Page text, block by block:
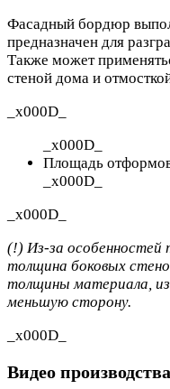
Фасадный бордюр
предназначен для
Также может
стеной дома и
_x000D_
_x000D_
Площадь
_x000D_
_x000D_
(!) Из-за особенностей
толщина боковых
толщины материала,
меньшую сторону.
_x000D_
Видео